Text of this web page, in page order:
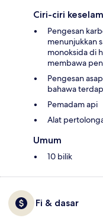
Ciri-ciri
Pengesan
menunjukkan
monoksida di
membawa
Pengesan
bahawa
Pemadam api
Alat
Umum
10 bilik
Fi & dasar